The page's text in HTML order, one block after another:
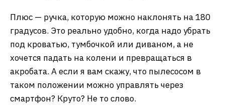
Плюс — ручка, которую можно наклонять на 180
градусов. Это реально удобно, когда надо убрать
под кроватью, тумбочкой или диваном, а не
хочется падать на колени и превращаться в
акробата. А если я вам скажу, что пылесосом в
таком положении можно управлять через
смартфон? Круто? Не то слово.